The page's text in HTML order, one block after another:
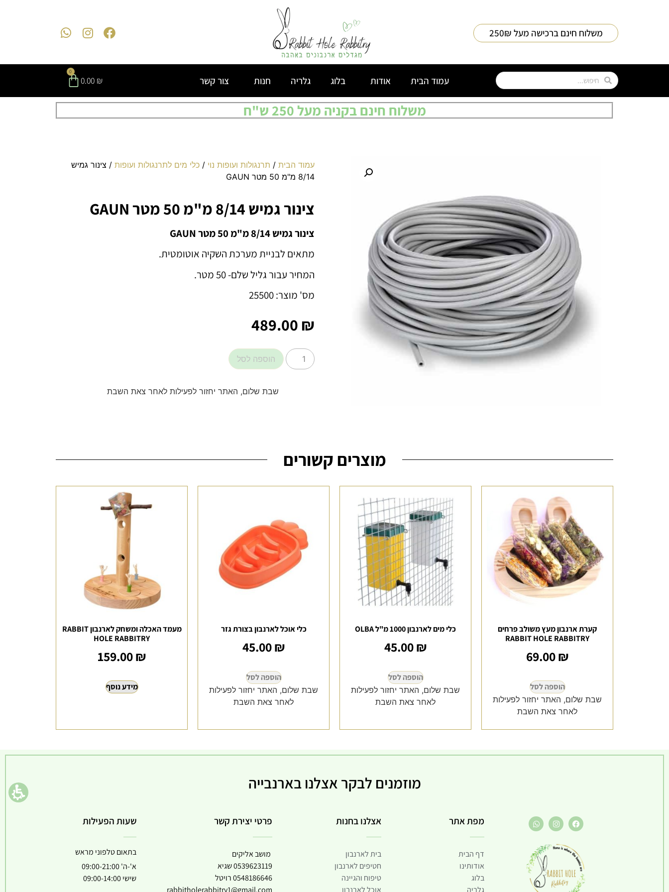
משלוח חינם ברכישה מעל 250₪
עמוד הבית אודות בלוג גלריה חנות צור קשר 0.00 ₪
0
משלוח חינם בקניה מעל 250 ש"ח
עמוד הבית/ תרנגולות ועופות נוי / כלי מים לתרנגולות ועופות/ צינור גמיש
8/14 מ"מ 50 מטר GAUN
צינור גמיש 8/14 מ"מ 50 מטר GAUN
צינור גמיש 8/14 מ"מ 50 מטר GAUN
מתאים לבניית מערכת השקיה אוטומטית.
המחיר עבור גליל שלם- 50 מטר.
מס' מוצר: 25500
489.00 ₪
הוספה לסל
שבת שלום, האתר יחזור לפעילות לאחר צאת השבת
מוצרים קשורים
קערת ארנבון מעץ משולב פרחים
RABBIT HOLE RABBITRY
69.00₪
הוספה לסל
שבת שלום, האתר יחזור לפעילות
לאחר צאת השבת
כלי מים לארנבון 1000 מ"ל OLBA
45.00₪
הוספה לסל
שבת שלום, האתר יחזור לפעילות
לאחר צאת השבת
כלי אוכל לארנבון בצורת גזר
45.00₪
הוספה לסל
שבת שלום, האתר יחזור לפעילות
לאחר צאת השבת
מעמד האכלה ומשחק לארנבון RABBIT
HOLE RABBITRY
159.00₪
מידע נוסף
מוזמנים לבקר אצלנו בארנבייה
מפת אתר
דף הבית
אודותינו
בלוג
גלריה
אצלנו בחנות
בית לארנבון
חטיפים לארנבון
טיפוח והגיינה
אוכל לארנבון
פרטי יצירת קשר
מושב אליקים
0539623119שגיא
0548186646רויטל
rabbitholerabbitry1@gmail.com
שעות הפעילות
בתאום טלפוני מראש
א'-ה' 09:00-21:00
שישי 09:00-14:00